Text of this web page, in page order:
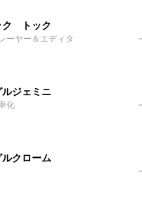
ク トック
ーヤー＆エディタ
ルジェミニ
化
ルクローム